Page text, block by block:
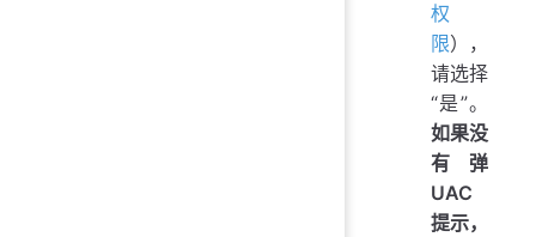
权
限），
请选择
“是”。
如果没
有弹
UAC
提示，